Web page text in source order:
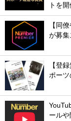
トを
【同
が募集
【登
ポーツ
ール